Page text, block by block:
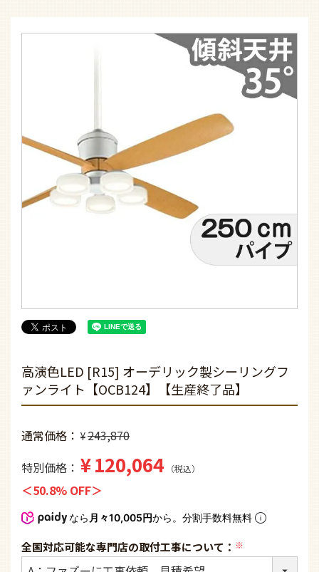
高演色LED [R15] オーデリック製シーリングフ
ァンライト【OCB124】【生産終了品】
通常価格 ¥243,870
特別価格
¥120,064 税込
50.8% OFF
なら 月々10,005円から。分割手数料無料
全国対応可能な専門店の取付工事について：
(必